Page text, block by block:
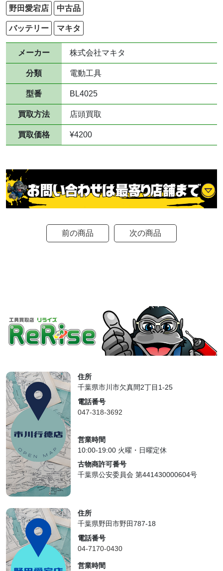
野田愛宕店 中古品
バッテリー マキタ
メーカー 株式会社マキタ
分類 電動工具
型番 BL4025
買取方法 店頭買取
買取価格 ¥4200
前の商品 次の商品
住所
千葉県市川市欠真間2丁目1-25
電話番号
047-318-3692
営業時間
10:00-19:00 火曜・日曜定休
古物商許可番号
千葉県公安委員会 第441430000604号
住所
千葉県野田市野田787-18
電話番号
04-7170-0430
営業時間